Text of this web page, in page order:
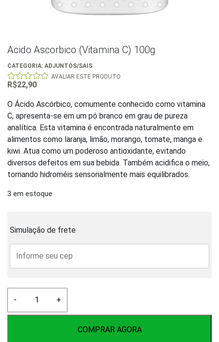
Acido Ascorbico (Vitamina C) 100g
CATEGORIA: ADJUNTOS/SAIS
0
of
5
AVALIAR ESTE PRODUTO
R$22,90
O Ácido Ascórbico, comumente conhecido como vitamina
C, apresenta-se em um pó branco em grau de pureza
analítica. Esta vitamina é encontrada naturalmente em
alimentos como laranja, limão, morango, tomate, manga e
kiwi. Atua como um poderoso antioxidante, evitando
diversos defeitos em sua bebida. Também acidifica o meio,
tornando hidroméis sensorialmente mais equilibrados.
3 em estoque
Simulação de frete
-
Ascorbico
(Vitamina
+
COMPRAR AGORA